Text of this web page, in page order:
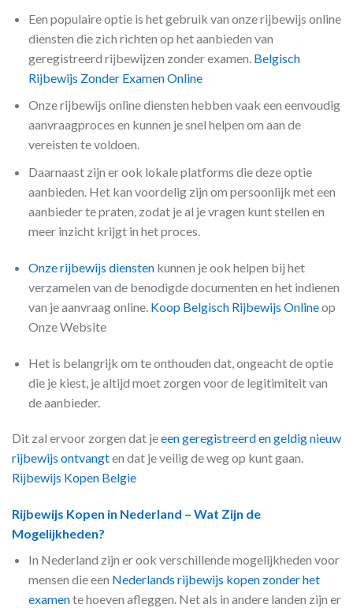
Een populaire optie is het gebruik van onze rijbewijs online
diensten die zich richten op het aanbieden van
geregistreerd rijbewijzen zonder examen. Belgisch
Rijbewijs Zonder Examen Online
Onze rijbewijs online diensten hebben vaak een eenvoudig
aanvraagproces en kunnen je snel helpen om aan de
vereisten te voldoen.
Daarnaast zijn er ook lokale platforms die deze optie
aanbieden. Het kan voordelig zijn om persoonlijk met een
aanbieder te praten, zodat je al je vragen kunt stellen en
meer inzicht krijgt in het proces.
Onze rijbewijs dienstenkunnen je ook helpen bij het
verzamelen van de benodigde documenten en het indienen
van je aanvraag online. Koop Belgisch Rijbewijs Onlineop
Onze Website
Het is belangrijk om te onthouden dat, ongeacht de optie
die je kiest, je altijd moet zorgen voor de legitimiteit van
de aanbieder.
Dit zal ervoor zorgen dat jeeen geregistreerd en geldig nieuw
rijbewijs ontvangten dat je veilig de weg op kunt gaan.
Rijbewijs Kopen Belgie
Rijbewijs Kopen in Nederland – Wat Zijn de
Mogelijkheden?
In Nederland zijn er ook verschillende mogelijkheden voor
mensen die een Nederlands rijbewijs kopen zonder het
examente hoeven afleggen. Net als in andere landen zijn er